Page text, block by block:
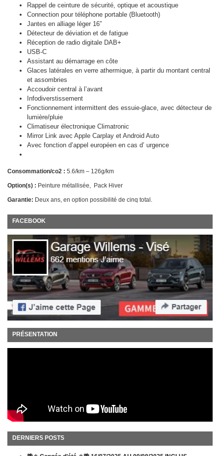
Rappel de ceinture de sécurité, optique et acoustique
Connection pour téléphone portable (Bluetooth)
Jantes en alliage léger 16″
Détecteur de déviation et de fatigue
Réception de radio digitale DAB+
USB-C
Assistant au démarrage en côte
Glaces latérales en verre athermique, à partir du montant central
et assombries
Accoudoir central à l’avant
Infodiverstissement
Fonctionnement intermittent des essuie-glace, avec détecteur de
lumière/pluie
Climatiseur électronique Climatronic
Mirror Link avec Apple Carplay et Android Auto
Avec fonction d’appel européen en cas d’ urgence
Consommation/co2 : 5.6/km – 126g/km
Option(s) : Peinture métallisée, Pack Hiver
Garantie: Deux ans, en option possibilité de cinq total.
FACEBOOK
PRÉSENTATION
DERNIERS POSTS